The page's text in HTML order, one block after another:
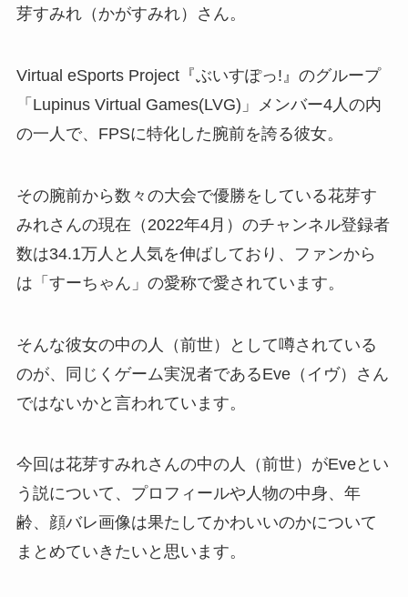
芽すみれ（かがすみれ）さん。
Virtual eSports Project『ぶいすぽっ!』のグループ
「Lupinus Virtual Games(LVG)」メンバー4人の内
の一人で、FPSに特化した腕前を誇る彼女。
その腕前から数々の大会で優勝をしている花芽す
みれさんの現在（2022年4月）のチャンネル登録者
数は34.1万人と人気を伸ばしており、ファンから
は「すーちゃん」の愛称で愛されています。
そんな彼女の中の人（前世）として噂されている
のが、同じくゲーム実況者であるEve（イヴ）さん
ではないかと言われています。
今回は花芽すみれさんの中の人（前世）がEveとい
う説について、プロフィールや人物の中身、年
齢、顔バレ画像は果たしてかわいいのかについて
まとめていきたいと思います。